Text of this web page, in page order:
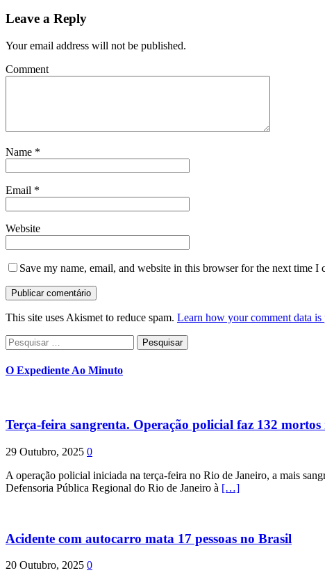
Leave a Reply
Your email address will not be published.
Comment
Name *
Email *
Website
Save my name, email, and website in this browser for the next time I
This site uses Akismet to reduce spam. Learn how your comment data is
Pesquisar
por:
O Expediente Ao Minuto
Terça-feira sangrenta. Operação policial faz 132
29 Outubro, 2025 0
A operação policial iniciada na terça-feira no Rio de Janeiro, a mais
Defensoria Pública Regional do Rio de Janeiro à […]
Acidente com autocarro mata 17 pessoas no Brasil
20 Outubro, 2025 0